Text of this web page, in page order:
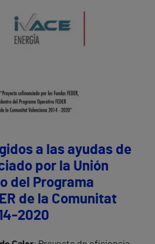
a las ayudas de
por la Unión
del Programa
de la Comunitat
2020